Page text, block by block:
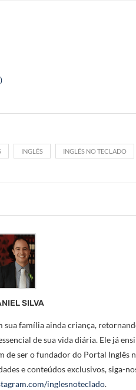
INGLÊS INGLÊS NO TECLADO
SILVA
família ainda criança,
de sua vida diária. Ele já
de ser o fundador do Portal Inglês
e conteúdos exclusivos, siga-
inglesnoteclado.